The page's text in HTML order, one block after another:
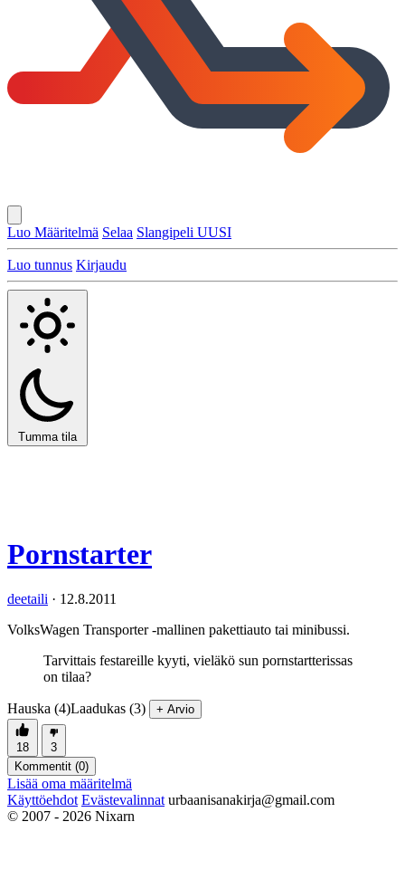
Luo Määritelmä Selaa Slangipeli UUSI
Luo tunnus Kirjaudu
Tumma tila
Pornstarter
deetaili · 12.8.2011
VolksWagen Transporter -mallinen pakettiauto tai minibussi.
Tarvittais festareille kyyti, vieläkö sun pornstartterissas
on tilaa?
Hauska (4)Laadukas (3) + Arvio
18
3
Kommentit (0)
Lisää oma määritelmä
Käyttöehdot Evästevalinnat urbaanisanakirja@gmail.com
© 2007 - 2026 Nixarn